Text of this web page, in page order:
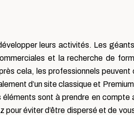
leurs activités. Les
et la recherche de
cela, les professionnels peuvent
d’un site classique et
sont à prendre en compte
éviter d’être dispersé et de